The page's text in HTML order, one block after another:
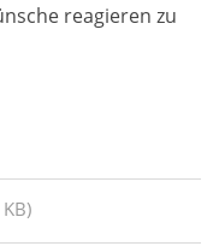
reagieren zu